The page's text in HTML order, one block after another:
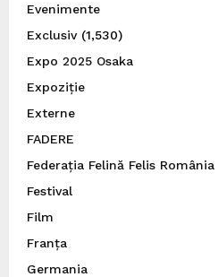
Evenimente
Exclusiv(1,530)
Expo 2025 Osaka
Expoziție
Externe
FADERE
Federația Felină Felis România
Festival
Film
Franța
Germania